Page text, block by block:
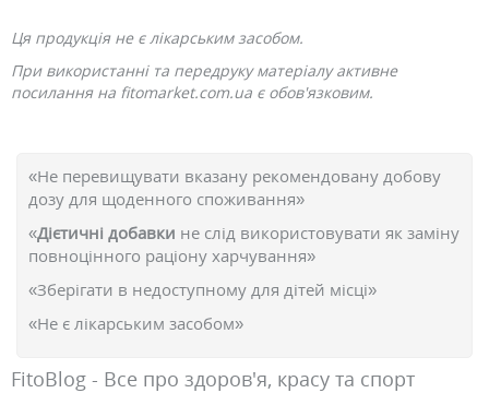
Ця продукція не є лікарським засобом.
При використанні та передруку матеріалу активне
посилання на fitomarket.com.ua є обов'язковим.
«Не перевищувати вказану рекомендовану добову
дозу для щоденного споживання»
«Дієтичні добавки не слід використовувати як заміну
повноцінного раціону харчування»
«Зберігати в недоступному для дітей місці»
«Не є лікарським засобом»
FitoBlog - Все про здоров'я, красу та спорт